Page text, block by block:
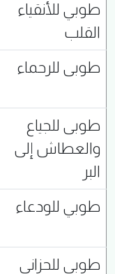
طوبي للأنقياء
القلب
طوبى للرحماء
طوبى للجياع
والعطاش إلى
البر
طوبي للودعاء
طوبى للحزانى